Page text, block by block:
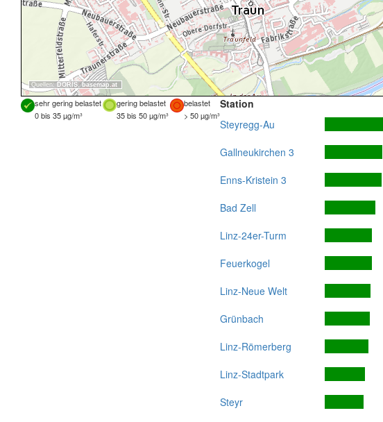
Quellen: DORIS, basemap.at
sehr gering belastet gering belastet
belastet
0 bis 35 µg/m³
35 bis 50 µg/m³ > 50 µg/m³
Station
Steyregg-Au
Gallneukirchen 3
Enns-Kristein 3
Bad Zell
Linz-24er-Turm
Feuerkogel
Linz-Neue Welt
Grünbach
Linz-Römerberg
Linz-Stadtpark
Steyr